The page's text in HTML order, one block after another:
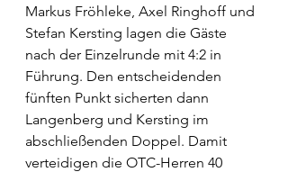
Markus Fröhleke, Axel Ringhoff und
Stefan Kersting lagen die Gäste
nach der Einzelrunde mit 4:2 in
Führung. Den entscheidenden
fünften Punkt sicherten dann
Langenberg und Kersting im
abschließenden Doppel. Damit
verteidigen die OTC-Herren 40